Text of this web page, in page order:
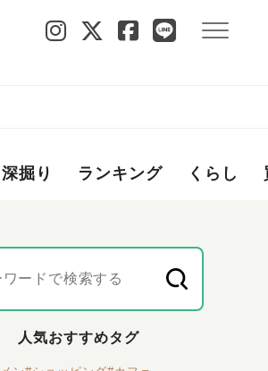
深掘り ランキング くらし
人気おすすめタグ